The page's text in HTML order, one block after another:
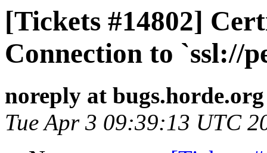
[Tickets #14802]
Connection to `ssl://
noreply at bugs.horde.org
Tue Apr 3 09:39:13 UTC